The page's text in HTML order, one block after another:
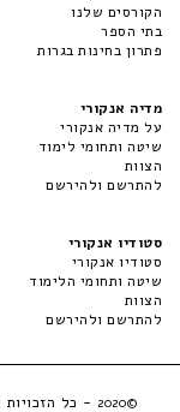
הקורסים שלנו
בתי הספר
פתרון בחינות בגרות
מדיה אנקורי
על מדיה אנקורי
שיטה ותחומי לימוד
הצוות
להתרשם ולהירשם
סטודיו אנקורי
סטודיו אנקורי
שיטה ותחומי הלימוד
הצוות
להתרשם ולהירשם
©2020 - כל